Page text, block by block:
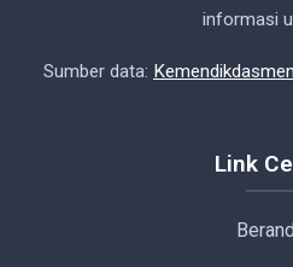
informasi
Sumber data: Kemendikdasmen
Link